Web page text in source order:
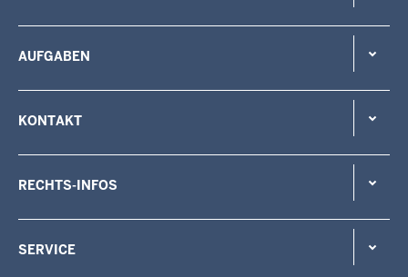
AUFGABEN
KONTAKT
RECHTS-INFOS
SERVICE